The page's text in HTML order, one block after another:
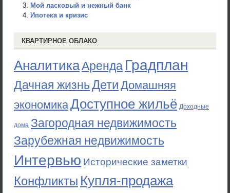
Мой ласковый и нежный банк
Ипотека и кризис
КВАРТИРНОЕ ОБЛАКО
АналитикаАренда Градплан
Дачная жизньДети Домашняя
экономикаДоступное жильё Доходные
дома Загородная недвижимость
Зарубежная недвижимость
Интервью Исторические заметки
Конфликты Купля-продажа